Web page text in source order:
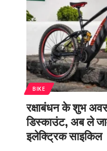
BIKE
रक्षाबंधन के शुभ
डिस्काउंट, अब ले
इलेक्ट्रिक साइकिल